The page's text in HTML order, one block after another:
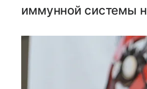
иммунной системы